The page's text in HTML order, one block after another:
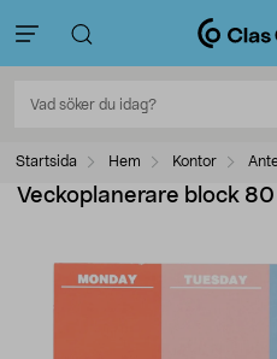
Startsida Hem Kontor
Veckoplanerare block